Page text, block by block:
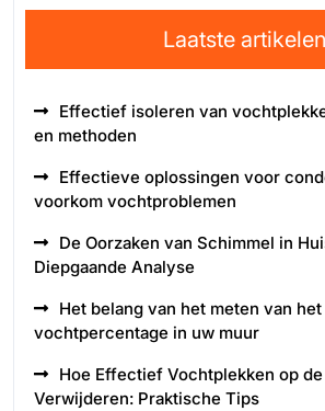
Laatste artikelen
Effectief isoleren van
en methoden
Effectieve oplossingen voor
voorkom vochtproblemen
De Oorzaken van Schimmel in
Diepgaande Analyse
Het belang van het meten van het
vochtpercentage in uw muur
Hoe Effectief Vochtplekken op
Verwijderen: Praktische Tips